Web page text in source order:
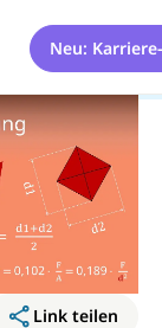
Neu:
Link teilen